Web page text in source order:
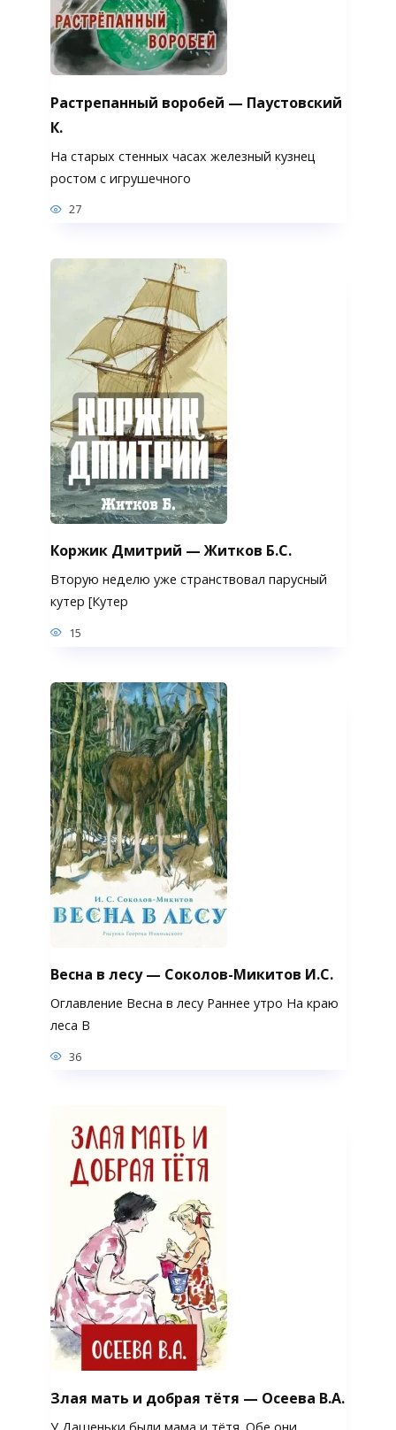
Растрепанный воробей — Паустовский
К.
На старых стенных часах железный кузнец
ростом с игрушечного
27
Коржик Дмитрий — Житков Б.С.
Вторую неделю уже странствовал парусный
кутер [Кутер
15
Весна в лесу — Соколов-Микитов И.С.
Оглавление Весна в лесу Раннее утро На краю
леса В
36
Злая мать и добрая тётя — Осеева В.А.